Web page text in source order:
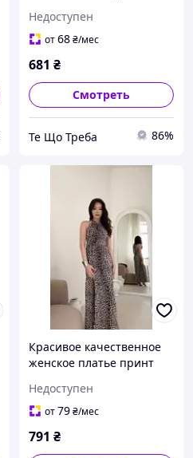
бежевого малинового
цвета 42-46,48-52
Недоступен
от68₴/мес
681 ₴
Смотреть
Те Що Треба 86%
Красивое качественное
женское платье принт
Недоступен
от79₴/мес
791 ₴